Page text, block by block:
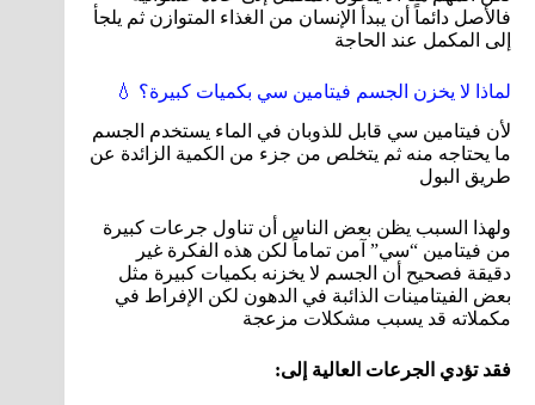
فالأصل دائماً أن يبدأ الإنسان من الغذاء المتوازن ثم يلجأ
إلى المكمل عند الحاجة
لماذا لا يخزن الجسم فيتامين سي بكميات كبيرة؟ 💧
لأن فيتامين سي قابل للذوبان في الماء يستخدم الجسم
ما يحتاجه منه ثم يتخلص من جزء من الكمية الزائدة عن
طريق البول
ولهذا السبب يظن بعض الناس أن تناول جرعات كبيرة
من فيتامين “سي” آمن تماماً لكن هذه الفكرة غير
دقيقة فصحيح أن الجسم لا يخزنه بكميات كبيرة مثل
بعض الفيتامينات الذائبة في الدهون لكن الإفراط في
مكملاته قد يسبب مشكلات مزعجة
فقد تؤدي الجرعات العالية إلى: